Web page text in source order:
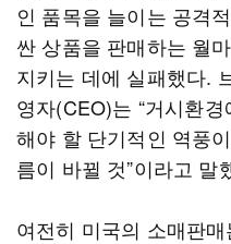
인 품목을 늘이는 공격
싼 상품을 판매하는 월
지키는 데에 실패했다.
영자(CEO)는 “거시환
해야 할 단기적인 역풍
름이 바뀔 것”이라고 말
여전히 미국의 소매판